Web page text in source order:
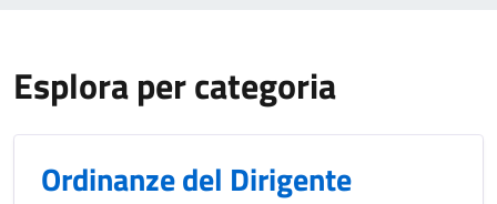
Esplora per categoria
Ordinanze del Dirigente